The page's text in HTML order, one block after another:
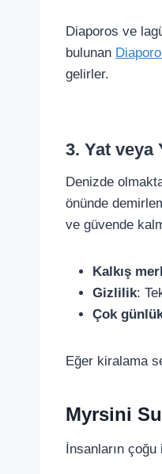
Diaporos ve
bulunan
gelirler.
3. Yat veya
Denizde
önünde
ve güvende
Kalkış
Gizlilik:
Çok
Eğer kiralama
Myrsini
İnsanların